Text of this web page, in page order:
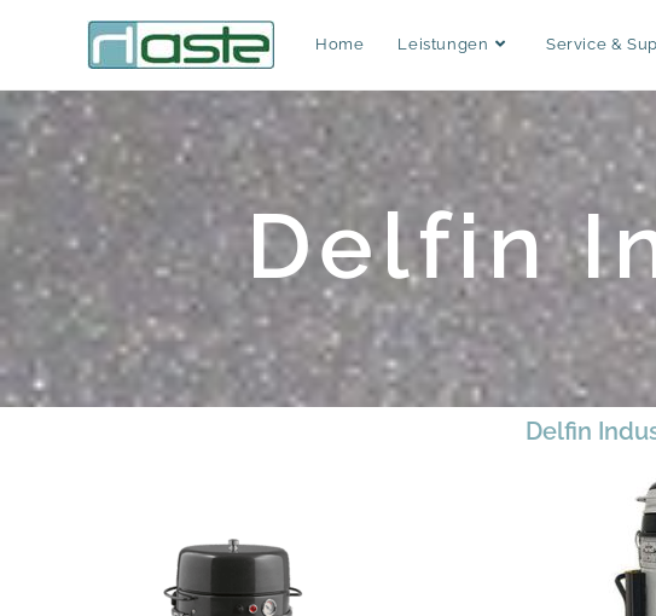
Home Leistungen Service &
Delfin
Delfin